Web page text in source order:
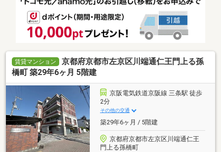
賃貸マンション
京都府京都市左京区川端通仁王門上る孫
橋町 築29年6ヶ月 5階建
京阪電気鉄道京阪線 三条駅 徒歩
2分
その他の交通
築29年6ヶ月 / 5階建
京都府京都市左京区川端通仁王
門上る孫橋町